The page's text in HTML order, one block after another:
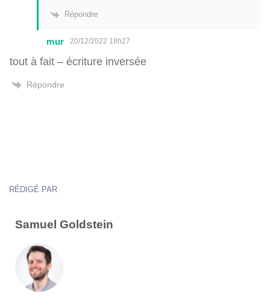
Répondre
mur 20/12/2022 18h27
tout à fait – écriture inversée
Répondre
RÉDIGÉ PAR
Samuel Goldstein